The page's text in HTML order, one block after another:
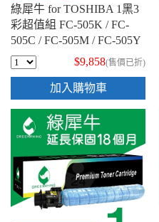
綠犀牛 for TOSHIBA 1黑3
彩超值組 FC-505K / FC-
505C / FC-505M / FC-505Y
相容影印機碳粉匣
$9,858(售價已折)
加入購物車